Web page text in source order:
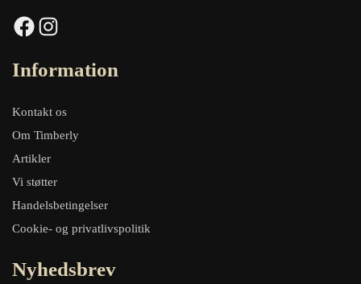
Facebook Instagram
Information
Kontakt os
Om Timberly
Artikler
Vi støtter
Handelsbetingelser
Cookie- og privatlivspolitik
Nyhedsbrev